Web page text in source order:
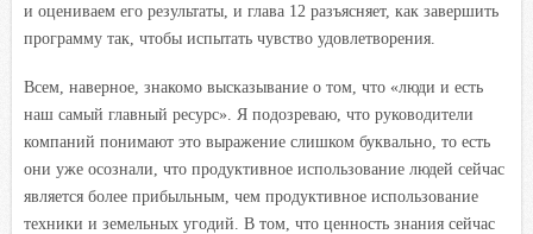
и оцениваем его результаты, и глава 12 разъясняет, как завершить
программу так, чтобы испытать чувство удовлетворения.
Всем, наверное, знакомо высказывание о том, что «люди и есть
наш самый главный ресурс». Я подозреваю, что руководители
компаний понимают это выражение слишком буквально, то есть
они уже осознали, что продуктивное использование людей сейчас
является более прибыльным, чем продуктивное использование
техники и земельных угодий. В том, что ценность знания сейчас